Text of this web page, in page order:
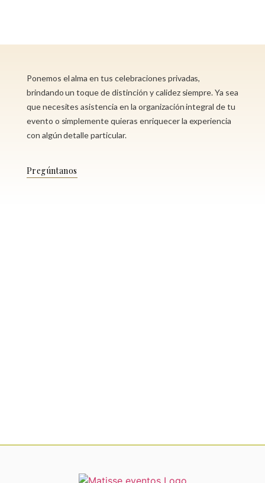
Ponemos el alma en tus celebraciones privadas,
brindando un toque de distinción y calidez siempre. Ya sea
que necesites asistencia en la organización integral de tu
evento o simplemente quieras enriquecer la experiencia
con algún detalle particular.
Pregúntanos